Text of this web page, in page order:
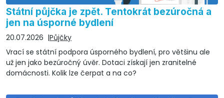
Státní půjčka je zpět. Tentokrát bezúročná a
jen na úsporné bydlení
20.07.2026
Půjčky
Vrací se státní podpora úsporného bydlení, pro většinu ale
už jen jako bezúročný úvěr. Dotaci získají jen zranitelné
domácnosti. Kolik lze čerpat a na co?